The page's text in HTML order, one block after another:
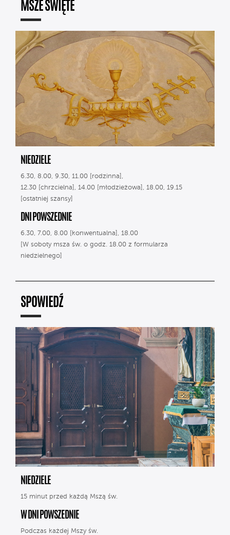
MSZE ŚWIĘTE
NIEDZIELE
6.30, 8.00, 9.30, 11.00 [rodzinna],
12.30 [chrzcielna], 14.00 [młodzieżowa], 18.00, 19.15
[ostatniej szansy]
DNI POWSZEDNIE
6.30, 7.00, 8.00 [konwentualna], 18.00
[W soboty msza św. o godz. 18.00 z formularza
niedzielnego]
SPOWIEDŹ
NIEDZIELE
15 minut przed każdą Mszą św.
W DNI POWSZEDNIE
Podczas każdej Mszy św.